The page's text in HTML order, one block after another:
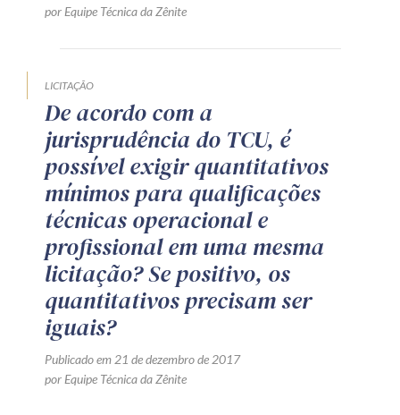
por Equipe Técnica da Zênite
LICITAÇÃO
De acordo com a
jurisprudência do TCU, é
possível exigir quantitativos
mínimos para qualificações
técnicas operacional e
profissional em uma mesma
licitação? Se positivo, os
quantitativos precisam ser
iguais?
Publicado em 21 de dezembro de 2017
por Equipe Técnica da Zênite